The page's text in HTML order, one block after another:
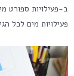
ב-פעילויות ספורט
פעילויות מים לכל